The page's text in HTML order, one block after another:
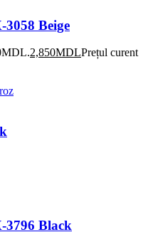
Beige
2,850MDLPrețul curent
3796 Black